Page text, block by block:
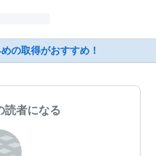
の取得がおすすめ！
読者になる